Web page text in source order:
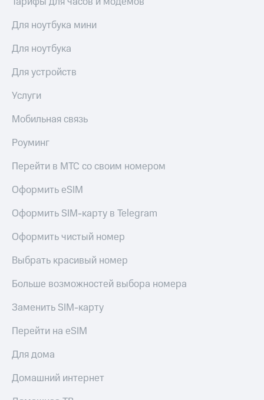
Для ноутбука мини
Для ноутбука
Для устройств
Услуги
Мобильная связь
Роуминг
Перейти в МТС со своим номером
Оформить eSIM
Оформить SIM-карту в Telegram
Оформить чистый номер
Выбрать красивый номер
Больше возможностей выбора номера
Заменить SIM-карту
Перейти на eSIM
Для дома
Домашний интернет